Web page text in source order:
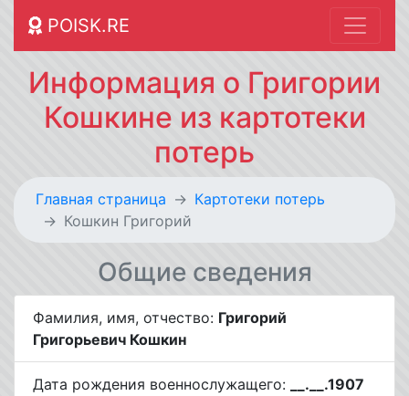
POISK.RE
Информация о Григории
Кошкине из картотеки
потерь
Главная страница
Картотеки потерь
Кошкин Григорий
Общие сведения
Фамилия, имя, отчество: Григорий
Григорьевич Кошкин
Дата рождения военнослужащего: __.__.1907